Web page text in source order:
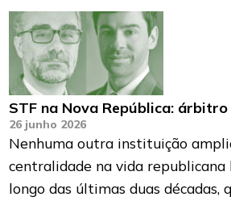
STF na Nova República:
26 junho 2026
Nenhuma outra instituição
centralidade na vida republicana
longo das últimas duas décadas,